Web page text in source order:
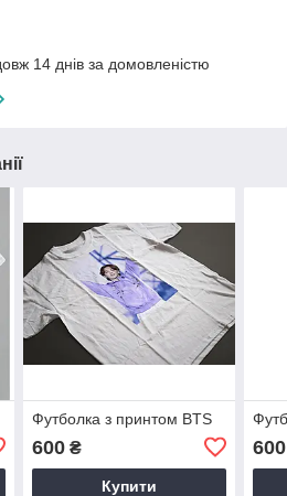
14 днів за домовленістю
Футболка з принтом BTS
600₴
Купити
600